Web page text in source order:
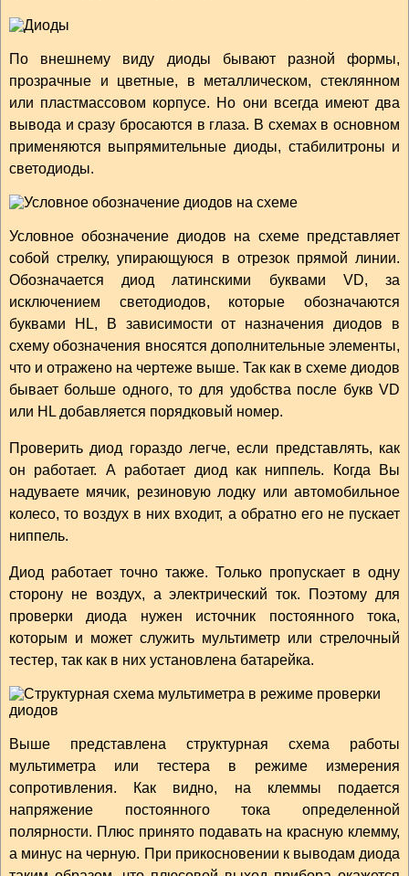
По внешнему виду диоды бывают разной формы,
прозрачные и цветные, в металлическом, стеклянном
или пластмассовом корпусе. Но они всегда имеют два
вывода и сразу бросаются в глаза. В схемах в основном
применяются выпрямительные диоды, стабилитроны и
светодиоды.
Условное обозначение диодов на схеме представляет
собой стрелку, упирающуюся в отрезок прямой линии.
Обозначается диод латинскими буквами VD, за
исключением светодиодов, которые обозначаются
буквами HL, В зависимости от назначения диодов в
схему обозначения вносятся дополнительные элементы,
что и отражено на чертеже выше. Так как в схеме диодов
бывает больше одного, то для удобства после букв VD
или HL добавляется порядковый номер.
Проверить диод гораздо легче, если представлять, как
он работает. А работает диод как ниппель. Когда Вы
надуваете мячик, резиновую лодку или автомобильное
колесо, то воздух в них входит, а обратно его не пускает
ниппель.
Диод работает точно также. Только пропускает в одну
сторону не воздух, а электрический ток. Поэтому для
проверки диода нужен источник постоянного тока,
которым и может служить мультиметр или стрелочный
тестер, так как в них установлена батарейка.
Выше представлена структурная схема работы
мультиметра или тестера в режиме измерения
сопротивления. Как видно, на клеммы подается
напряжение постоянного тока определенной
полярности. Плюс принято подавать на красную клемму,
а минус на черную. При прикосновении к выводам диода